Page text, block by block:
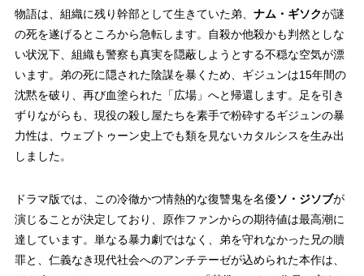
物語は、組織に残り幹部として生きていた弟、 ナム・ギソクが謎
の死を遂げるところから急転します。自殺か他殺かも判然としな
い状況下、組織も警察も真実を隠蔽しようとする不穏な空気が漂
います。弟の死に隠された陰謀を暴くため、ギジュンは15年間の
沈黙を破り、再び血塗られた「広場」へと帰還します。足を引き
ずりながらも、現役の殺し屋たちを素手で粉砕するギジュンの暴
力性は、ウェブトゥーン史上でも類を見ないカタルシスを生み出
しました。
ドラマ版では、この冷徹かつ情熱的な復讐鬼を名優ソ・ジソブが
演じることが決定しており、原作ファンからの期待値は最高潮に
達しています。単なる暴力劇ではなく、弟を守れなかった兄の贖
罪と、仁義なき現代社会へのアンチテーゼが込められた本作は、